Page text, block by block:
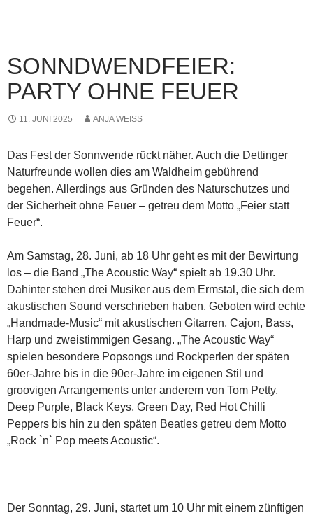
SONNDWENDFEIER:
PARTY OHNE FEUER
11. JUNI 2025 ANJA WEISS
Das Fest der Sonnwende rückt näher. Auch die Dettinger
Naturfreunde wollen dies am Waldheim gebührend
begehen. Allerdings aus Gründen des Naturschutzes und
der Sicherheit ohne Feuer – getreu dem Motto „Feier statt
Feuer“.
Am Samstag, 28. Juni, ab 18 Uhr geht es mit der Bewirtung
los – die Band „The Acoustic Way“ spielt ab 19.30 Uhr.
Dahinter stehen drei Musiker aus dem Ermstal, die sich dem
akustischen Sound verschrieben haben. Geboten wird echte
„Handmade-Music“ mit akustischen Gitarren, Cajon, Bass,
Harp und zweistimmigen Gesang. „The Acoustic Way“
spielen besondere Popsongs und Rockperlen der späten
60er-Jahre bis in die 90er-Jahre im eigenen Stil und
groovigen Arrangements unter anderem von Tom Petty,
Deep Purple, Black Keys, Green Day, Red Hot Chilli
Peppers bis hin zu den späten Beatles getreu dem Motto
„Rock `n` Pop meets Acoustic“.
Der Sonntag, 29. Juni, startet um 10 Uhr mit einem zünftigen